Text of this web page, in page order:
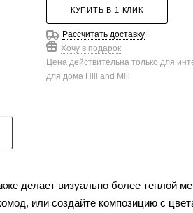
КУПИТЬ В 1 КЛИК
Рассчитать доставку
Хочу в подарок
Цена действительна только для
для дома Hill and Mill
делает визуально более теплой
или создайте композицию с